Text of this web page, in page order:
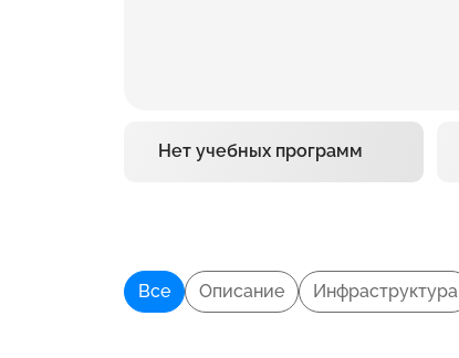
Нет учебных программ
Все Описание Инфраструктура